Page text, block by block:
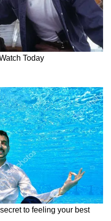
चकनाचूर हो
मौत, SHO ने